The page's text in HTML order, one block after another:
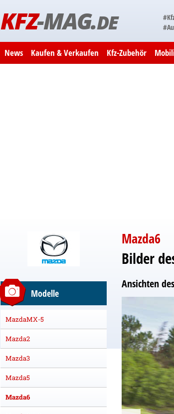
KFZ-MAG.DE
News Kaufen & Verkaufen Kfz-Zubehör
Mazda6
Bilder
Ansichten
Modelle
MazdaMX-5
Mazda2
Mazda3
Mazda5
Mazda6